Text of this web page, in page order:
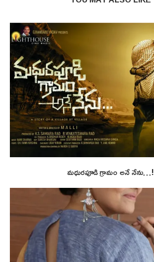
మధురపూడి గ్రామం అనే నేను…!